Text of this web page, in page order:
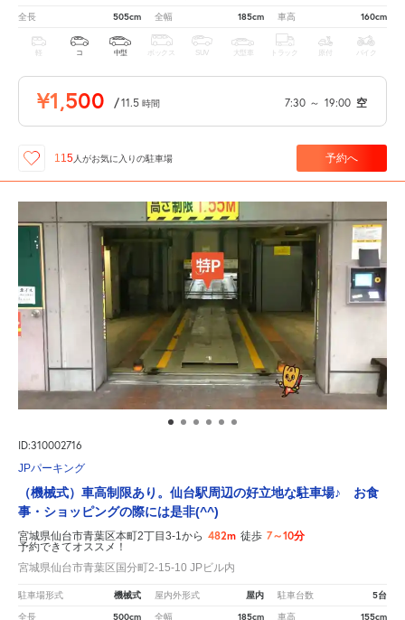
全長 505cm 全幅 185cm 車高 160cm
軽 コ 中型 ボックス SUV 大型車 トラック 原付 バイク
¥1,500 /11.5 時間 7:30 ～ 19:00 空
115人がお気に入りの駐車場 予約へ
ID:310002716
JPパーキング
（機械式）車高制限あり。仙台駅周辺の好立地な駐車場♪ お食
事・ショッピングの際には是非(^^)
宮城県仙台市青葉区本町2丁目3-1から 482m 徒歩 7～10分
予約できてオススメ！
宮城県仙台市青葉区国分町2-15-10 JPビル内
駐車場形式 機械式 屋内外形式 屋内 駐車台数 5台
全長 500cm 全幅 185cm 車高 155cm